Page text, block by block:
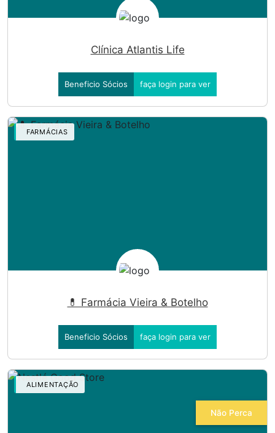
Clínica Atlantis Life
Beneficio Sócios faça login para ver
FARMÁCIAS
💊 Farmácia Vieira & Botelho
Beneficio Sócios faça login para ver
Não Perca
ALIMENTAÇÃO